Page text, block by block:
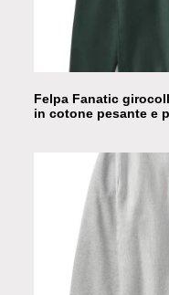
Felpa Fanatic
in cotone pesante e